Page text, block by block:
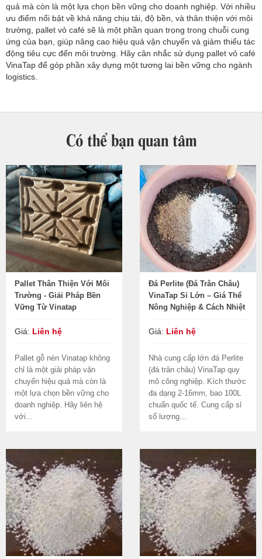
quả mà còn là một lựa chọn bền vững cho doanh nghiệp. Với nhiều
ưu điểm nổi bật về khả năng chịu tải, độ bền, và thân thiện với môi
trường, pallet vỏ café sẽ là một phần quan trọng trong chuỗi cung
ứng của bạn, giúp nâng cao hiệu quả vận chuyển và giảm thiểu tác
động tiêu cực đến môi trường. Hãy cân nhắc sử dụng pallet vỏ café
VinaTap để góp phần xây dựng một tương lai bền vững cho ngành
logistics.
Có thể bạn quan tâm
Pallet Thân Thiện Với Môi
Trường - Giải Pháp Bền
Vững Từ Vinatap
Giá: Liên hệ
Pallet gỗ nén Vinatap không
chỉ là một giải pháp vận
chuyển hiệu quả mà còn là
một lựa chọn bền vững cho
doanh nghiệp. Hãy liên hệ
với...
Đá Perlite (Đá Trân Châu)
VinaTap Sỉ Lớn – Giá Thể
Nông Nghiệp & Cách Nhiệt
Giá: Liên hệ
Nhà cung cấp lớn đá Perlite
(đá trân châu) VinaTap quy
mô công nghiệp. Kích thước
đa dạng 2-16mm, bao 100L
chuẩn quốc tế. Cung cấp sỉ
số lượng...